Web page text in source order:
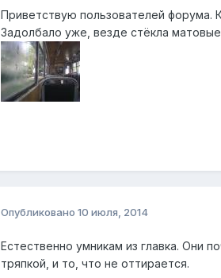
Приветствую пользователей форума.
Задолбало уже, везде стёкла
Опубликовано 10 июля, 2014
Естественно умникам из главка. Они
тряпкой, и то, что не оттирается.